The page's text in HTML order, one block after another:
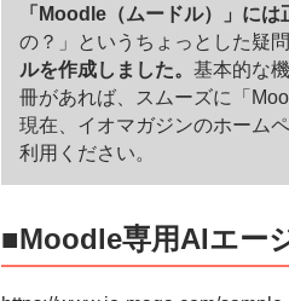
「Moodle（ムードル）」に
の？」というちょっとした疑
ルを作成しました。 基本的な
冊があれば、スムーズに「
現在、イオマガジンのホーム
利用ください。
■Moodle専用AIエー